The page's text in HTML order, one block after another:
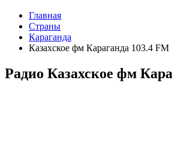
Главная
Страны
Караганда
Казахское фм Караганда 103.4 FM
Радио Казахское фм